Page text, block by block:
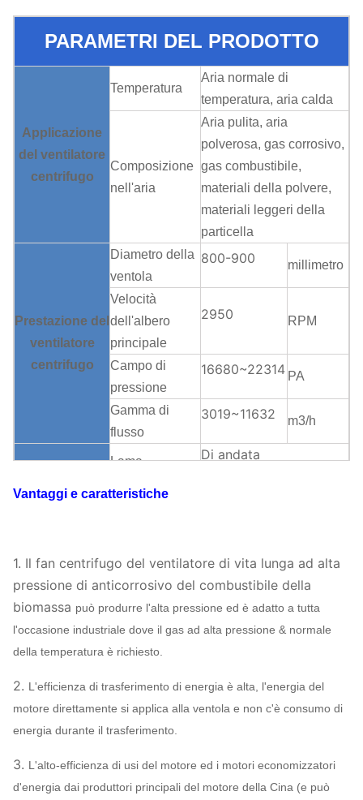
PARAMETRI DEL PRODOTTO
Applicazione
del ventilatore
centrifugo
Temperatura
Aria normale di
temperatura, aria calda
Composizione
nell'aria
Aria pulita, aria
polverosa, gas corrosivo,
gas combustibile,
materiali della polvere,
materiali leggeri della
particella
Prestazione del
ventilatore
centrifugo
Diametro della
ventola
800-900 millimetro
Velocità
dell'albero
principale
2950 RPM
Campo di
pressione
16680~22314 PA
Gamma di
flusso
3019~11632 m3/h
ventilatore
centrifugo
Lama Di andata
Supporto della
Trasmissione V-cinghia
Lubrificazione
Lubrificazione
di bagno d'olio
Sopportare
Raffreddamento a aria,
raffreddamento ad olio
ABB,
SIMO, marca
cinese…
Vantaggi e caratteristiche
1. Il fan centrifugo del ventilatore di vita lunga ad alta
pressione di anticorrosivo del combustibile della
biomassa può produrre l'alta pressione ed è adatto a tutta
l'occasione industriale dove il gas ad alta pressione & normale
della temperatura è richiesto.
2. L'efficienza di trasferimento di energia è alta, l'energia del
motore direttamente si applica alla ventola e non c'è consumo di
energia durante il trasferimento.
3. L'alto-efficienza di usi del motore ed i motori economizzatori
d'energia dai produttori principali del motore della Cina (e può